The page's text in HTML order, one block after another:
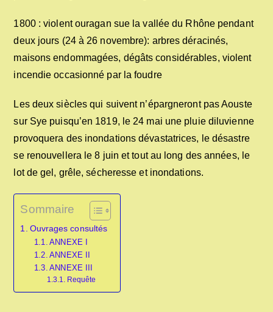
1800 : violent ouragan sue la vallée du Rhône pendant
deux jours (24 à 26 novembre): arbres déracinés,
maisons endommagées, dégâts considérables, violent
incendie occasionné par la foudre
Les deux siècles qui suivent n’épargneront pas Aouste
sur Sye puisqu’en 1819, le 24 mai une pluie diluvienne
provoquera des inondations dévastatrices, le désastre
se renouvellera le 8 juin et tout au long des années, le
lot de gel, grêle, sécheresse et inondations.
Sommaire
Ouvrages consultés
ANNEXE I
ANNEXE II
ANNEXE III
Requête